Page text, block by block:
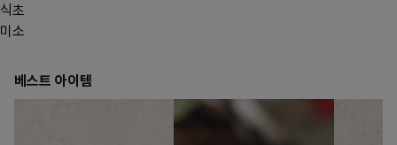
식초
미소
베스트 아이템